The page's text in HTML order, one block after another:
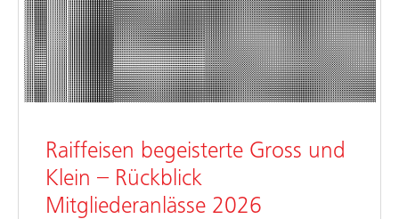
Raiffeisen begeisterte Gross und
Klein – Rückblick
Mitgliederanlässe 2026